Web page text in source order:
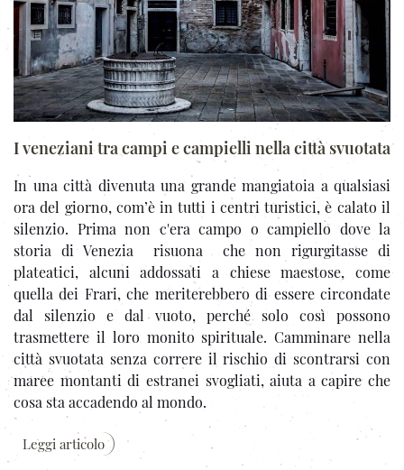
I veneziani tra campi e campielli nella città svuotata
In una città divenuta una grande mangiatoia a qualsiasi
ora del giorno, com’è in tutti i centri turistici, è calato il
silenzio. Prima non c'era campo o campiello dove la
storia di Venezia risuona che non rigurgitasse di
plateatici, alcuni addossati a chiese maestose, come
quella dei Frari, che meriterebbero di essere circondate
dal silenzio e dal vuoto, perché solo così possono
trasmettere il loro monito spirituale. Camminare nella
città svuotata senza correre il rischio di scontrarsi con
maree montanti di estranei svogliati, aiuta a capire che
cosa sta accadendo al mondo.
Leggi articolo